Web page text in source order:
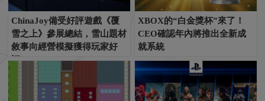
ChinaJoy備受好評遊戲《覆
雪之上》參展總結，雪山題材
敘事向經營模擬獲得玩家好
評！
XBOX的“白金獎杯”來了！
CEO確認年內將推出全新成
就系統